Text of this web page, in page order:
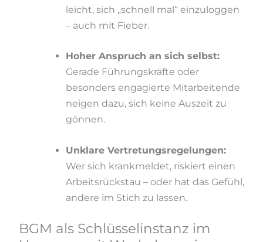
leicht, sich „schnell mal“ einzuloggen
– auch mit Fieber.
Hoher Anspruch an sich selbst:
Gerade Führungskräfte oder
besonders engagierte Mitarbeitende
neigen dazu, sich keine Auszeit zu
gönnen.
Unklare Vertretungsregelungen:
Wer sich krankmeldet, riskiert einen
Arbeitsrückstau – oder hat das Gefühl,
andere im Stich zu lassen.
BGM als Schlüsselinstanz im